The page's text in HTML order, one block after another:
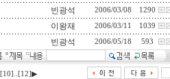
빈광석 2006/03/08 1290
이왕재 2006/03/11 1039
빈광석 2006/05/18 593
[10] ..[12]▶